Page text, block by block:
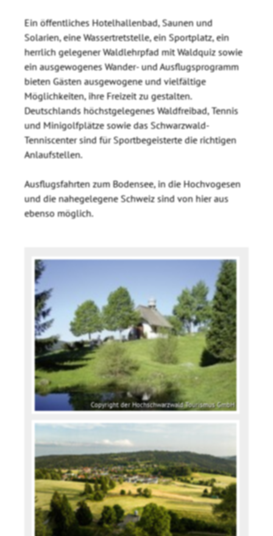
Ein öffentliches Hotelhallenbad, Saunen und
Solarien, eine Wassertretstelle, ein Sportplatz, ein
herrlich gelegener Waldlehrpfad mit Waldquiz sowie
ein ausgewogenes Wander- und Ausflugsprogramm
bieten Gästen ausgewogene und vielfältige
Möglichkeiten, ihre Freizeit zu gestalten.
Deutschlands höchstgelegenes Waldfreibad, Tennis
und Minigolfplätze sowie das Schwarzwald-
Tenniscenter sind für Sportbegeisterte die richtigen
Anlaufstellen.
Ausflugsfahrten zum Bodensee, in die Hochvogesen
und die nahegelegene Schweiz sind von hier aus
ebenso möglich.
Copyright der Hochschwarzwald Tourismus GmbH